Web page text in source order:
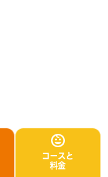
コースと
料金